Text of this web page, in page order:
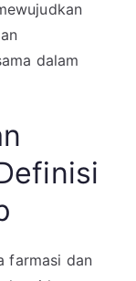
dalam
farmasi dan